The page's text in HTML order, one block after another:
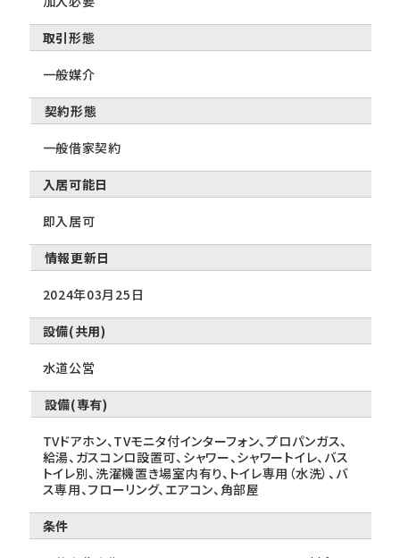
取引形態
一般媒介
契約形態
一般借家契約
入居可能日
即入居可
情報更新日
2024年03月25日
設備(共用)
水道公営
設備(専有)
TVドアホン、TVモニタ付インターフォン、プロパンガス、
給湯、ガスコンロ設置可、シャワー、シャワートイレ、バス
トイレ別、洗濯機置き場室内有り、トイレ専用（水洗）、バ
ス専用、フローリング、エアコン、角部屋
条件